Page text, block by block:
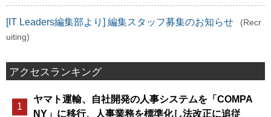
[IT Leaders編集部より] 編集スタッフ募集のお知らせ
(Recr
uiting)
アクセスランキング
ヤマト運輸、自社開発の人事システムを「COMPA
NY」に移行、人事業務を標準化し法改正に追従